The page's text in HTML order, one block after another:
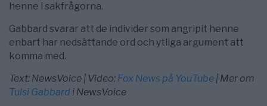
henne i sakfrågorna.
Gabbard svarar att de individer som angripit henne
enbart har nedsättande ord och ytliga argument att
komma med.
Text: NewsVoice | Video: Fox News på YouTube | Mer om
Tulsi Gabbard i NewsVoice